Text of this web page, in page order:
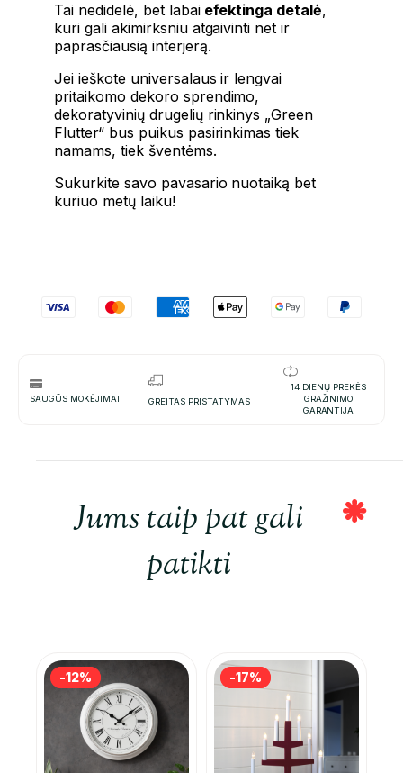
Tai nedidelė, bet labaiefektinga detalė,
kuri gali akimirksniu atgaivinti net ir
paprasčiausią interjerą.
Jei ieškote universalaus ir lengvai
pritaikomo dekoro sprendimo,
dekoratyvinių drugelių rinkinys „Green
Flutter“ bus puikus pasirinkimas tiek
namams, tiek šventėms.
Sukurkite savo pavasario nuotaiką bet
kuriuo metų laiku!
SAUGŪS MOKĖJIMAI GREITAS PRISTATYMAS
14 DIENŲ PREKĖS
GRAŽINIMO
GARANTIJA
Jums taip pat gali
patikti
-12%
-12% -17%
-17%